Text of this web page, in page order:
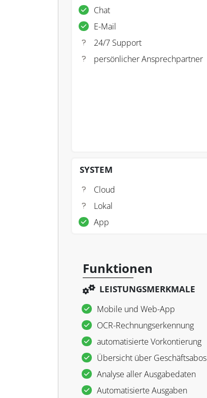
Chat
E-Mail
24/7 Support
persönlicher Ansprechpartner
SYSTEM
Cloud
Lokal
App
Funktionen
LEISTUNGSMERKMALE
Mobile und Web-App
OCR-Rechnungserkennung
automatisierte Vorkontierung
Übersicht über Geschäftsabos
Analyse aller Ausgabedaten
Automatisierte Ausgaben